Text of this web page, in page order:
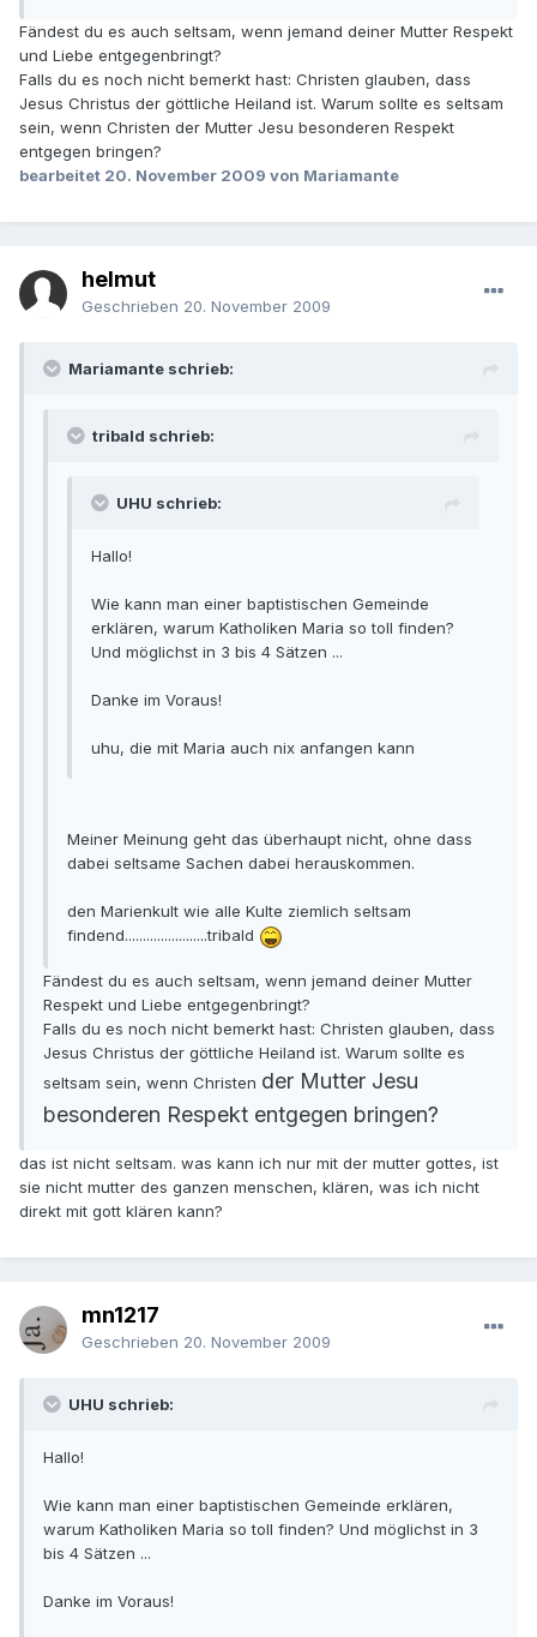
Fändest du es auch seltsam, wenn jemand deiner Mutter Respekt
und Liebe entgegenbringt?
Falls du es noch nicht bemerkt hast: Christen glauben, dass
Jesus Christus der göttliche Heiland ist. Warum sollte es seltsam
sein, wenn Christen der Mutter Jesu besonderen Respekt
entgegen bringen?
bearbeitet 20. November 2009 von Mariamante
helmut
Geschrieben 20. November 2009
Mariamante schrieb:
tribald schrieb:
UHU schrieb:
Hallo!
Wie kann man einer baptistischen Gemeinde
erklären, warum Katholiken Maria so toll finden?
Und möglichst in 3 bis 4 Sätzen ...
Danke im Voraus!
uhu, die mit Maria auch nix anfangen kann
Meiner Meinung geht das überhaupt nicht, ohne dass
dabei seltsame Sachen dabei herauskommen.
den Marienkult wie alle Kulte ziemlich seltsam
findend.......................tribald
Fändest du es auch seltsam, wenn jemand deiner Mutter
Respekt und Liebe entgegenbringt?
Falls du es noch nicht bemerkt hast: Christen glauben, dass
Jesus Christus der göttliche Heiland ist. Warum sollte es
seltsam sein, wenn Christen der Mutter Jesu
besonderen Respekt entgegen bringen?
das ist nicht seltsam. was kann ich nur mit der mutter gottes, ist
sie nicht mutter des ganzen menschen, klären, was ich nicht
direkt mit gott klären kann?
mn1217
Geschrieben 20. November 2009
UHU schrieb:
Hallo!
Wie kann man einer baptistischen Gemeinde erklären,
warum Katholiken Maria so toll finden? Und möglichst in 3
bis 4 Sätzen ...
Danke im Voraus!